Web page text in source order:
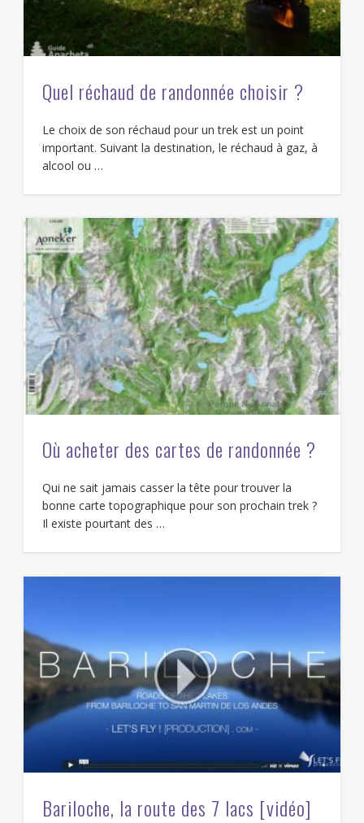
Quel réchaud de randonnée choisir ?
Le choix de son réchaud pour un trek est un point
important. Suivant la destination, le réchaud à gaz, à
alcool ou …
Où acheter des cartes de randonnée ?
Qui ne sait jamais casser la tête pour trouver la
bonne carte topographique pour son prochain trek ?
Il existe pourtant des …
Bariloche, la route des 7 lacs [vidéo]